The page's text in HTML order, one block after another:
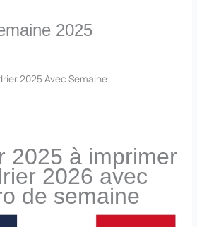
2025
2025 Avec Semaine
2025 à imprimer
2026 avec
de semaine